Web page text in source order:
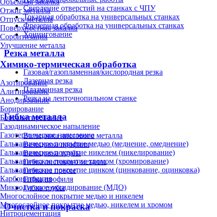
Отжиг металла
Отпуск металла
Поверхностная закалка
Сорбитизация
Улучшение металла
Химико-термическая обработка
Азотирование
Алитирование
Анодирование
Борирование
Бороалитирование
Газодинамическое напыление
Газотермическое напыление
Гальваническое покрытие медью (меднение, омеднение)
Гальваническое покрытие никелем (никелирование)
Гальваническое покрытие хромом (хромирование)
Гальваническое покрытие цинком (цинкование, оцинковка)
Карбонитрация
Микродуговое оксидирование (МДО)
Многослойное покрытие медью и никелем
Многослойное покрытие медью, никелем и хромом
Нитроцементация
Сверление отверстий на станках с ЧПУ
Токарная обработка на универсальных станках
Фрезерная обработка на универсальных станках
Хонингование
Резка металла
Газовая/газопламенная/кислородная резка
Лазерная резка
Плазменная резка
Резка на ленточнопильном станке
Гибка металла
Вальцовка листового металла
Вальцовка профиля
Вальцовка трубы
Гибка листового металла
Гибка на прессе
Гибка профиля
Гибка трубы
Очистка и покраска